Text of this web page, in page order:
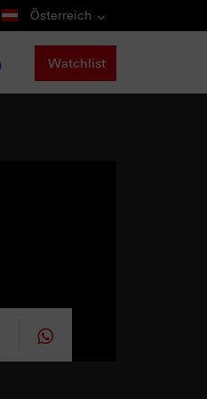
Österreich
Watchlist